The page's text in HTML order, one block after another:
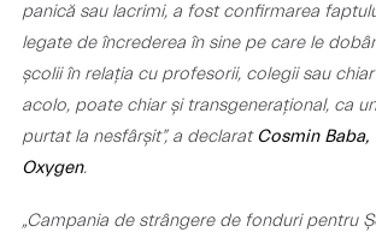
panică sau lacrimi, a fost confirmarea
legate de încrederea în sine pe care le
școlii în relația cu profesorii, colegii sau
acolo, poate chiar și transgenerațional, ca
purtat la nesfârșit”, a declaratCosmin Baba,
Oxygen.
„Campania de strângere de fonduri pentru